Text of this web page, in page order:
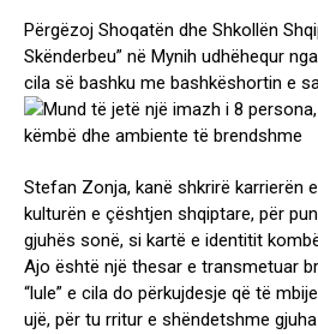
Përgëzoj Shoqatën dhe Shkollën
Skënderbeu” në Mynih udhëhequr
cila së bashku me bashkëshortin e
Stefan Zonja, kanë shkrirë karrierën
kulturën e çështjen shqiptare, për
gjuhës sonë, si kartë e identitit
Ajo është një thesar e transmetuar
“lule” e cila do përkujdesje që të
ujë, për tu rritur e shëndetshme